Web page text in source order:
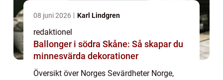
08 juni 2026 Karl Lindgren
redaktionel
Ballonger i södra Skåne: Så skapar du
minnesvärda dekorationer
Översikt över Norges Sevärdheter Norge,